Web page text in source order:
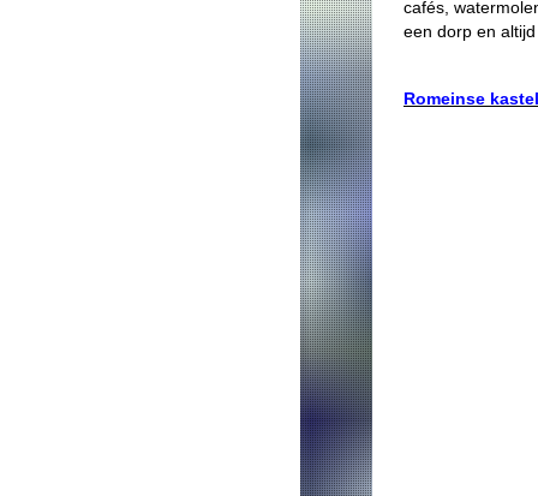
cafés,
een dorp en
Romeinse